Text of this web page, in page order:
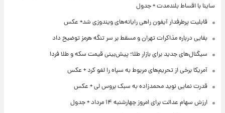
ساینا با اقساط بلندمدت + جدول
قابلیت پرطرفدار آیفون راهی رایانه‌های ویندوزی شد+ عکس
بقایی درباره مذاکرات تهران و مسقط بر سر تنگه هرمز توضیح داد
سیگنال‌های جدید برای بازار طلا؛ پیش‌بینی قیمت سکه و طلا فردا
آمریکا برخی از تحریم‌های مربوط به سپاه را لغو کرد + عکس
قدرت نمایی نوید محمدزاده به سبک بروس لی + عکس
ارزش سهام عدالت برای امروز چهارشنبه ۱۴ مرداد + جدول